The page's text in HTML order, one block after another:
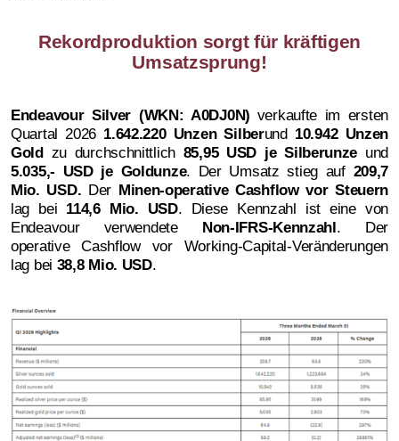
Rekordproduktion sorgt für kräftigen
Umsatzsprung!
Endeavour Silver (WKN: A0DJ0N) verkaufte im ersten
Quartal 2026 1.642.220 Unzen Silberund 10.942 Unzen
Goldzu durchschnittlich 85,95 USD je Silberunze und
5.035,- USD je Goldunze. Der Umsatz stieg auf 209,7
Mio. USD. Der Minen-operative Cashflow vor Steuern
lag bei 114,6 Mio. USD. Diese Kennzahl ist eine von
Endeavour verwendete Non-IFRS-Kennzahl. Der
operative Cashflow vor Working-Capital-Veränderungen
lag bei 38,8 Mio. USD.